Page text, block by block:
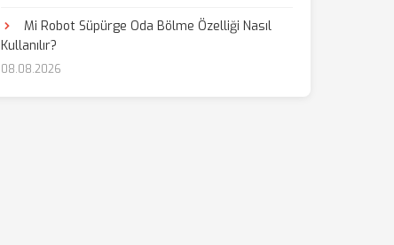
Mi Robot Süpürge Oda Bölme Özelliği Nasıl
Kullanılır?
08.08.2026